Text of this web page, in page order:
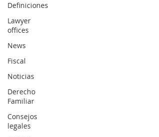
Definiciones
Lawyer
offices
News
Fiscal
Noticias
Derecho
Familiar
Consejos
legales